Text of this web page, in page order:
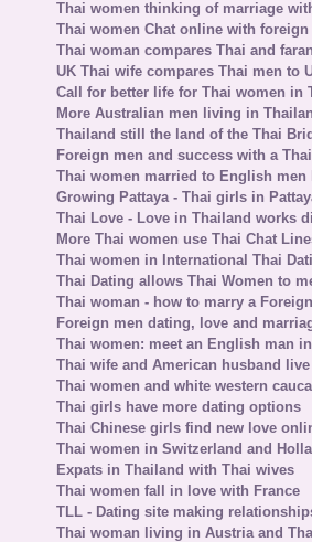
Thai women thinking of marriage
Thai women Chat online with foreign
Thai woman compares Thai and
UK Thai wife compares Thai men to
Call for better life for Thai women in
More Australian men living in
Thailand still the land of the Thai
Foreign men and success with a
Thai women married to English men
Growing Pattaya - Thai girls in
Thai Love - Love in Thailand works
More Thai women use Thai Chat
Thai women in International Thai
Thai Dating allows Thai Women to
Thai woman - how to marry a
Foreign men dating, love and
Thai women: meet an English man
Thai wife and American husband
Thai women and white western
Thai girls have more dating options
Thai Chinese girls find new love
Thai women in Switzerland and
Expats in Thailand with Thai wives
Thai women fall in love with France
TLL - Dating site making
Thai woman living in Austria and